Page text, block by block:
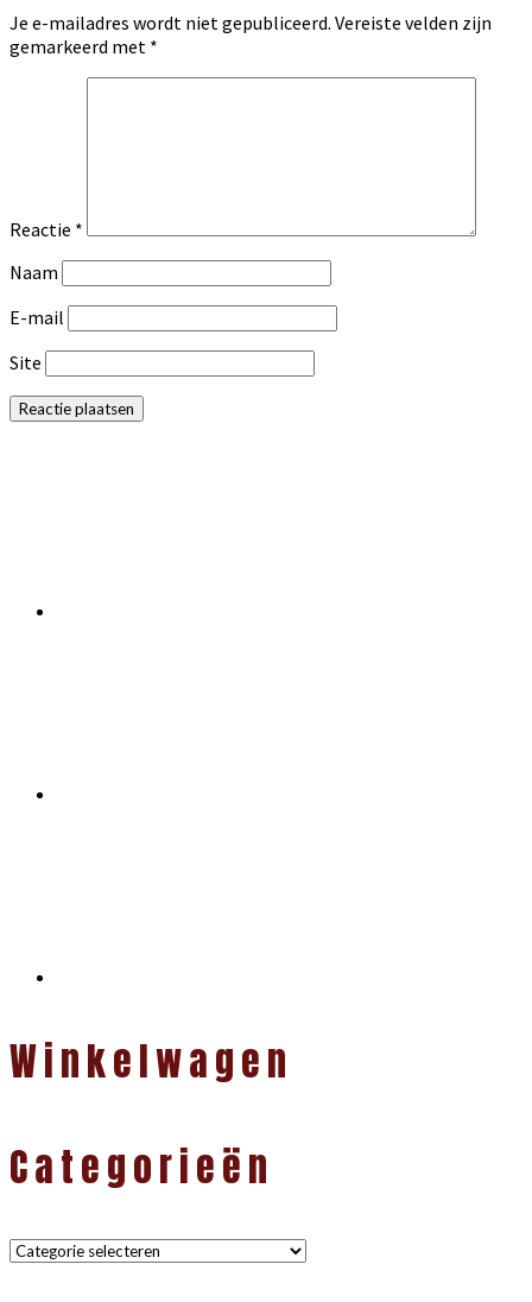
Je e-mailadres wordt niet gepubliceerd. Vereiste velden zijn
gemarkeerd met *
Reactie *
Naam
E-mail
Site
Winkelwagen
Categorieën
Categorieën